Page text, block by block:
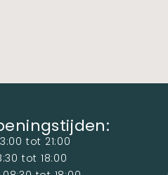
tot 21:00
tot 18:00